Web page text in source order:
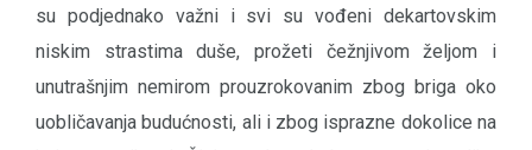
su podjednako važni i svi su vođeni dekartovskim
niskim strastima duše, prožeti čežnjivom željom i
unutrašnjim nemirom prouzrokovanim zbog briga oko
uobličavanja budućnosti, ali i zbog isprazne dokolice na